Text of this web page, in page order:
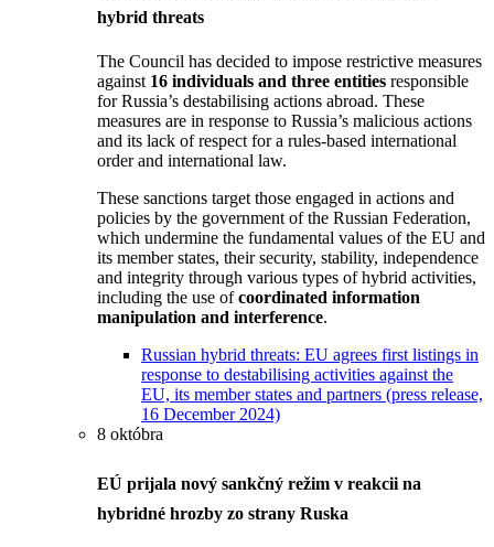
hybrid threats
The Council has decided to impose restrictive measures
against 16 individuals and three entities responsible
for Russia’s destabilising actions abroad. These
measures are in response to Russia’s malicious actions
and its lack of respect for a rules-based international
order and international law.
These sanctions target those engaged in actions and
policies by the government of the Russian Federation,
which undermine the fundamental values of the EU and
its member states, their security, stability, independence
and integrity through various types of hybrid activities,
including the use ofcoordinated information
manipulation and interference.
Russian hybrid threats: EU agrees first listings in
response to destabilising activities against the
EU, its member states and partners (press release,
16 December 2024)
8 októbra
EÚ prijala nový sankčný režim v reakcii na
hybridné hrozby zo strany Ruska